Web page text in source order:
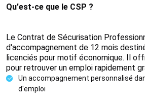
Qu'est-ce que le CSP ?
Le Contrat de Sécurisation
d'accompagnement de 12 mois
licenciés pour motif économique. Il
pour retrouver un emploi rapidement
Un accompagnement personnalisé
d'emploi